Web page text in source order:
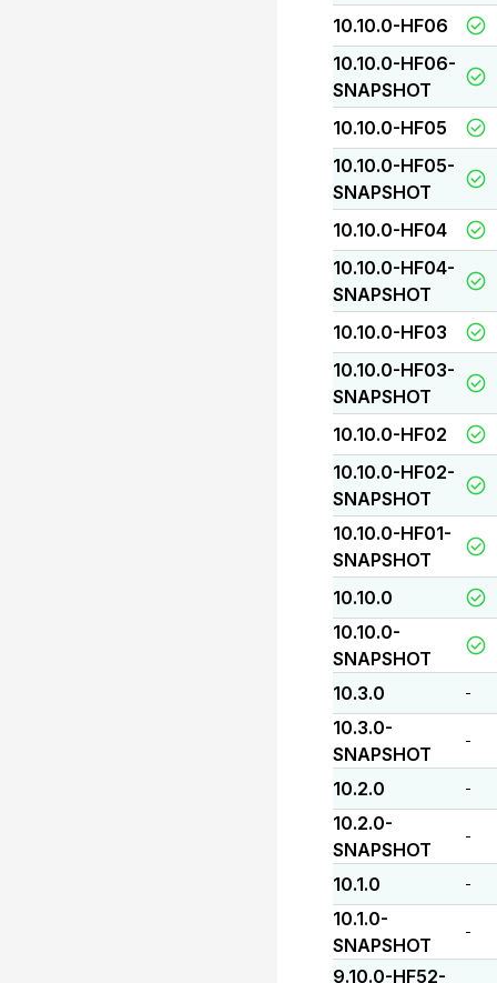
10.10.0-HF06
10.10.0-HF06-
SNAPSHOT
10.10.0-HF05
10.10.0-HF05-
SNAPSHOT
10.10.0-HF04
10.10.0-HF04-
SNAPSHOT
10.10.0-HF03
10.10.0-HF03-
SNAPSHOT
10.10.0-HF02
10.10.0-HF02-
SNAPSHOT
10.10.0-HF01-
SNAPSHOT
10.10.0
10.10.0-
SNAPSHOT
10.3.0
-
10.3.0-
SNAPSHOT
-
10.2.0 -
10.2.0-
SNAPSHOT
-
10.1.0 -
10.1.0-
SNAPSHOT
-
9.10.0-HF52-